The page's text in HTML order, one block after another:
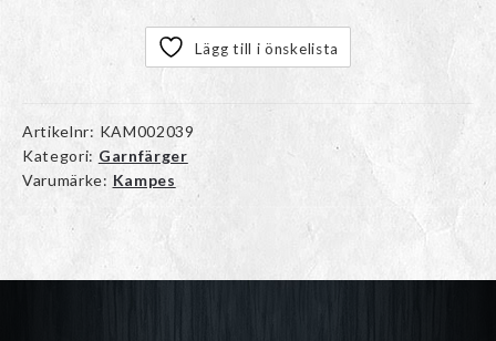
Lägg till i önskelista
Artikelnr: KAM002039
Kategori: Garnfärger
Varumärke: Kampes